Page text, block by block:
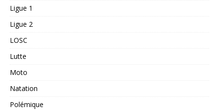
Ligue 1
Ligue 2
LOSC
Lutte
Moto
Natation
Polémique